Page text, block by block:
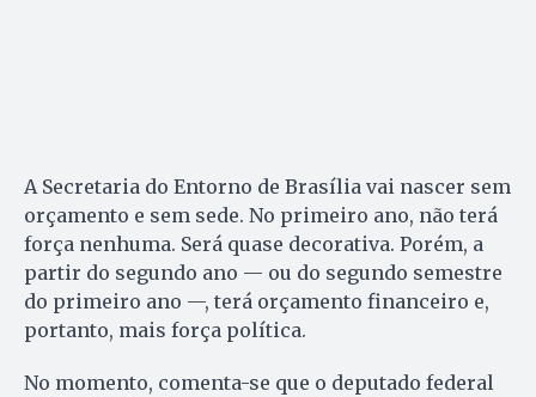
A Secretaria do Entorno de Brasília vai nascer sem
orçamento e sem sede. No primeiro ano, não terá
força nenhuma. Será quase decorativa. Porém, a
partir do segundo ano — ou do segundo semestre
do primeiro ano —, terá orçamento financeiro e,
portanto, mais força política.
No momento, comenta-se que o deputado federal